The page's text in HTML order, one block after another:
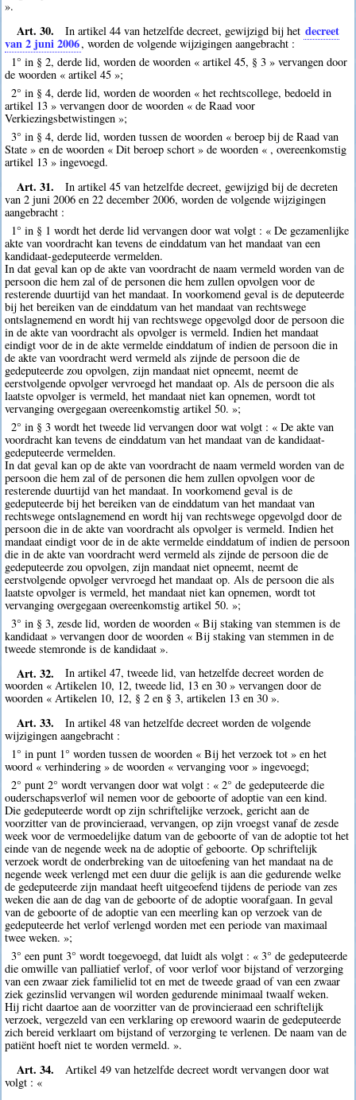
».
Art. 30. In artikel 44 van hetzelfde decreet, gewijzigd bij het decreet
van 2 juni 2006, worden de volgende wijzigingen aangebracht :
1° in § 2, derde lid, worden de woorden « artikel 45, § 3 » vervangen door
de woorden « artikel 45 »;
2° in § 4, derde lid, worden de woorden « het rechtscollege, bedoeld in
artikel 13 » vervangen door de woorden « de Raad voor
Verkiezingsbetwistingen »;
3° in § 4, derde lid, worden tussen de woorden « beroep bij de Raad van
State » en de woorden « Dit beroep schort » de woorden « , overeenkomstig
artikel 13 » ingevoegd.
Art. 31.
In artikel 45 van hetzelfde decreet, gewijzigd bij de decreten
van 2 juni 2006 en 22 december 2006, worden de volgende wijzigingen
aangebracht :
1° in § 1 wordt het derde lid vervangen door wat volgt : « De gezamenlijke
akte van voordracht kan tevens de einddatum van het mandaat van een
kandidaat-gedeputeerde vermelden.
In dat geval kan op de akte van voordracht de naam vermeld worden van de
persoon die hem zal of de personen die hem zullen opvolgen voor de
resterende duurtijd van het mandaat. In voorkomend geval is de deputeerde
bij het bereiken van de einddatum van het mandaat van rechtswege
ontslagnemend en wordt hij van rechtswege opgevolgd door de persoon die
in de akte van voordracht als opvolger is vermeld. Indien het mandaat
eindigt voor de in de akte vermelde einddatum of indien de persoon die in
de akte van voordracht werd vermeld als zijnde de persoon die de
gedeputeerde zou opvolgen, zijn mandaat niet opneemt, neemt de
eerstvolgende opvolger vervroegd het mandaat op. Als de persoon die als
laatste opvolger is vermeld, het mandaat niet kan opnemen, wordt tot
vervanging overgegaan overeenkomstig artikel 50. »;
2° in § 3 wordt het tweede lid vervangen door wat volgt : « De akte van
voordracht kan tevens de einddatum van het mandaat van de kandidaat-
gedeputeerde vermelden.
In dat geval kan op de akte van voordracht de naam vermeld worden van de
persoon die hem zal of de personen die hem zullen opvolgen voor de
resterende duurtijd van het mandaat. In voorkomend geval is de
gedeputeerde bij het bereiken van de einddatum van het mandaat van
rechtswege ontslagnemend en wordt hij van rechtswege opgevolgd door de
persoon die in de akte van voordracht als opvolger is vermeld. Indien het
mandaat eindigt voor de in de akte vermelde einddatum of indien de persoon
die in de akte van voordracht werd vermeld als zijnde de persoon die de
gedeputeerde zou opvolgen, zijn mandaat niet opneemt, neemt de
eerstvolgende opvolger vervroegd het mandaat op. Als de persoon die als
laatste opvolger is vermeld, het mandaat niet kan opnemen, wordt tot
vervanging overgegaan overeenkomstig artikel 50. »;
3° in § 3, zesde lid, worden de woorden « Bij staking van stemmen is de
kandidaat » vervangen door de woorden « Bij staking van stemmen in de
tweede stemronde is de kandidaat ».
Art. 32.
In artikel 47, tweede lid, van hetzelfde decreet worden de
woorden « Artikelen 10, 12, tweede lid, 13 en 30 » vervangen door de
woorden « Artikelen 10, 12, § 2 en § 3, artikelen 13 en 30 ».
Art. 33.
In artikel 48 van hetzelfde decreet worden de volgende
wijzigingen aangebracht :
1° in punt 1° worden tussen de woorden « Bij het verzoek tot » en het
woord « verhindering » de woorden « vervanging voor » ingevoegd;
2° punt 2° wordt vervangen door wat volgt : « 2° de gedeputeerde die
ouderschapsverlof wil nemen voor de geboorte of adoptie van een kind.
Die gedeputeerde wordt op zijn schriftelijke verzoek, gericht aan de
voorzitter van de provincieraad, vervangen, op zijn vroegst vanaf de zesde
week voor de vermoedelijke datum van de geboorte of van de adoptie tot het
einde van de negende week na de adoptie of geboorte. Op schriftelijk
verzoek wordt de onderbreking van de uitoefening van het mandaat na de
negende week verlengd met een duur die gelijk is aan die gedurende welke
de gedeputeerde zijn mandaat heeft uitgeoefend tijdens de periode van zes
weken die aan de dag van de geboorte of de adoptie voorafgaan. In geval
van de geboorte of de adoptie van een meerling kan op verzoek van de
gedeputeerde het verlof verlengd worden met een periode van maximaal
twee weken. »;
3° een punt 3° wordt toegevoegd, dat luidt als volgt : « 3° de gedeputeerde
die omwille van palliatief verlof, of voor verlof voor bijstand of verzorging
van een zwaar ziek familielid tot en met de tweede graad of van een zwaar
ziek gezinslid vervangen wil worden gedurende minimaal twaalf weken.
Hij richt daartoe aan de voorzitter van de provincieraad een schriftelijk
verzoek, vergezeld van een verklaring op erewoord waarin de gedeputeerde
zich bereid verklaart om bijstand of verzorging te verlenen. De naam van de
patiënt hoeft niet te worden vermeld. ».
Art. 34.
Artikel 49 van hetzelfde decreet wordt vervangen door wat
volgt : «